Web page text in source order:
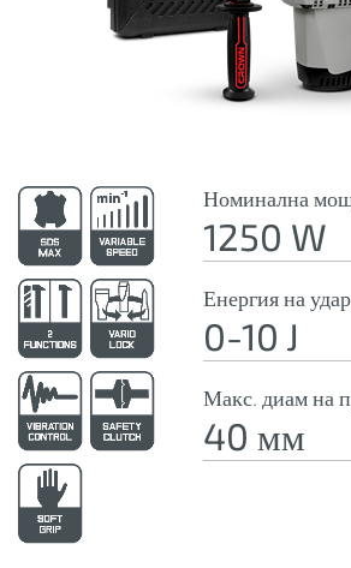
Номинална
1250 W
Енергия на
0-10 J
Макс. диам на
40 мм